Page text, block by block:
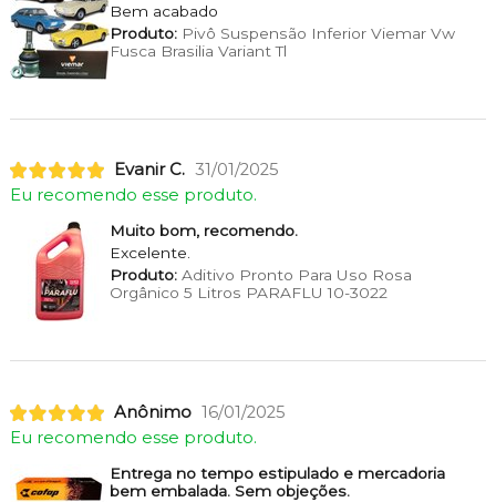
Bem acabado
Produto:Pivô Suspensão Inferior Viemar Vw
Fusca Brasilia Variant Tl
Evanir C. 31/01/2025
Eu recomendo esse produto.
Muito bom, recomendo.
Excelente.
Produto:Aditivo Pronto Para Uso Rosa
Orgânico 5 Litros PARAFLU 10-3022
Anônimo 16/01/2025
Eu recomendo esse produto.
Entrega no tempo estipulado e mercadoria
bem embalada. Sem objeções.